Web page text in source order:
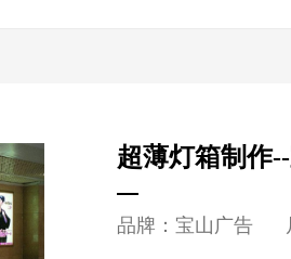
超薄灯箱制作
品牌：宝山广告